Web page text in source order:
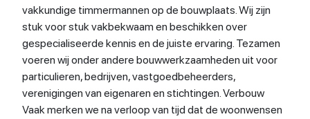
vakkundige timmermannen op de bouwplaats. Wij zijn
stuk voor stuk vakbekwaam en beschikken over
gespecialiseerde kennis en de juiste ervaring. Tezamen
voeren wij onder andere bouwwerkzaamheden uit voor
particulieren, bedrijven, vastgoedbeheerders,
verenigingen van eigenaren en stichtingen. Verbouw
Vaak merken we na verloop van tijd dat de woonwensen